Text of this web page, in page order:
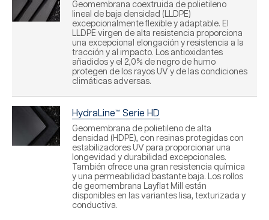
Geomembrana coextruida de polietileno
lineal de baja densidad (LLDPE)
excepcionalmente flexible y adaptable. El
LLDPE virgen de alta resistencia proporciona
una excepcional elongación y resistencia a la
tracción y al impacto. Los antioxidantes
añadidos y el 2,0% de negro de humo
protegen de los rayos UV y de las condiciones
climáticas adversas.
HydraLine™ Serie HD
Geomembrana de polietileno de alta
densidad (HDPE), con resinas protegidas con
estabilizadores UV para proporcionar una
longevidad y durabilidad excepcionales.
También ofrece una gran resistencia química
y una permeabilidad bastante baja. Los rollos
de geomembrana Layflat Mill están
disponibles en las variantes lisa, texturizada y
conductiva.